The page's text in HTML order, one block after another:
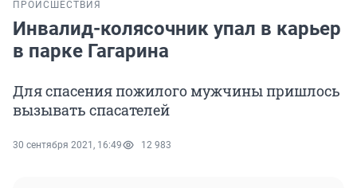
ПРОИСШЕСТВИЯ
Инвалид-колясочник упал в карьер
в парке Гагарина
Для спасения пожилого мужчины пришлось
вызывать спасателей
30 сентября 2021, 16:49 12 983